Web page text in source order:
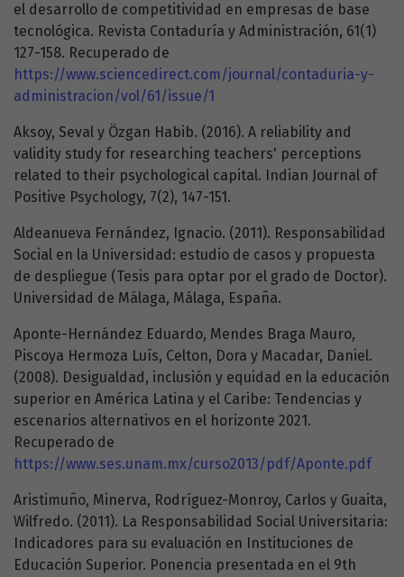
el desarrollo de competitividad en empresas de base
tecnológica. Revista Contaduría y Administración, 61(1)
127-158. Recuperado de
https://www.sciencedirect.com/journal/contaduria-y-
administracion/vol/61/issue/1
Aksoy, Seval y Özgan Habib. (2016). A reliability and
validity study for researching teachers' perceptions
related to their psychological capital. Indian Journal of
Positive Psychology, 7(2), 147-151.
Aldeanueva Fernández, Ignacio. (2011). Responsabilidad
Social en la Universidad: estudio de casos y propuesta
de despliegue (Tesis para optar por el grado de Doctor).
Universidad de Málaga, Málaga, España.
Aponte-Hernández Eduardo, Mendes Braga Mauro,
Piscoya Hermoza Luís, Celton, Dora y Macadar, Daniel.
(2008). Desigualdad, inclusión y equidad en la educación
superior en América Latina y el Caribe: Tendencias y
escenarios alternativos en el horizonte 2021.
Recuperado de
https://www.ses.unam.mx/curso2013/pdf/Aponte.pdf
Aristimuño, Minerva, Rodríguez-Monroy, Carlos y Guaita,
Wilfredo. (2011). La Responsabilidad Social Universitaria:
Indicadores para su evaluación en Instituciones de
Educación Superior. Ponencia presentada en el 9th